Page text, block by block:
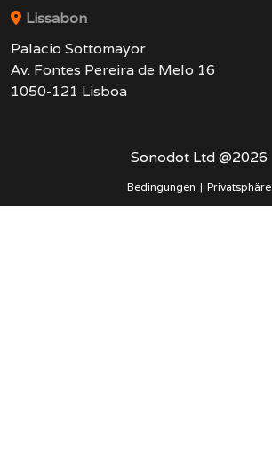
Lissabon
Palacio Sottomayor
Av. Fontes Pereira de Melo 16
1050-121 Lisboa
Sonodot Ltd @2026
Bedingungen | Privatsphäre